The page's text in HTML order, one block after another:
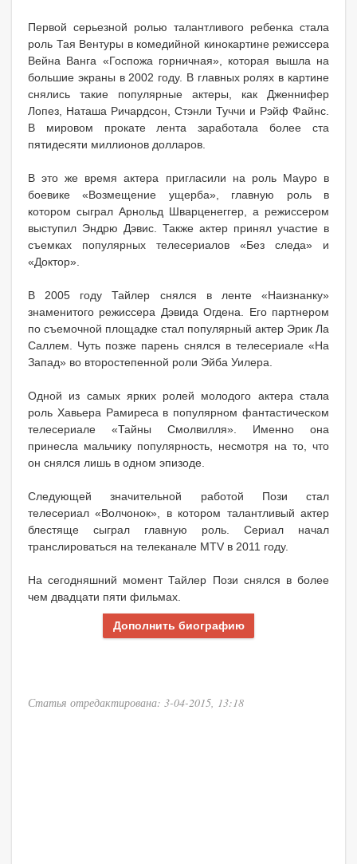
Первой серьезной ролью талантливого ребенка стала
роль Тая Вентуры в комедийной кинокартине режиссера
Вейна Ванга «Госпожа горничная», которая вышла на
большие экраны в 2002 году. В главных ролях в картине
снялись такие популярные актеры, как Дженнифер
Лопез, Наташа Ричардсон, Стэнли Туччи и Рэйф Файнс.
В мировом прокате лента заработала более ста
пятидесяти миллионов долларов.
В это же время актера пригласили на роль Мауро в
боевике «Возмещение ущерба», главную роль в
котором сыграл Арнольд Шварценеггер, а режиссером
выступил Эндрю Дэвис. Также актер принял участие в
съемках популярных телесериалов «Без следа» и
«Доктор».
В 2005 году Тайлер снялся в ленте «Наизнанку»
знаменитого режиссера Дэвида Огдена. Его партнером
по съемочной площадке стал популярный актер Эрик Ла
Саллем. Чуть позже парень снялся в телесериале «На
Запад» во второстепенной роли Эйба Уилера.
Одной из самых ярких ролей молодого актера стала
роль Хавьера Рамиреса в популярном фантастическом
телесериале «Тайны Смолвилля». Именно она
принесла мальчику популярность, несмотря на то, что
он снялся лишь в одном эпизоде.
Следующей значительной работой Пози стал
телесериал «Волчонок», в котором талантливый актер
блестяще сыграл главную роль. Сериал начал
транслироваться на телеканале MTV в 2011 году.
На сегодняшний момент Тайлер Пози снялся в более
чем двадцати пяти фильмах.
Дополнить биографию
Статья отредактирована: 3-04-2015, 13:18